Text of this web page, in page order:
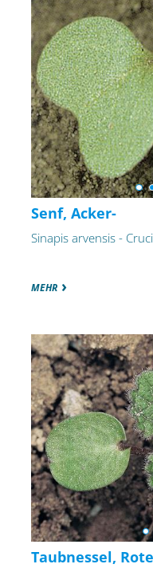
Senf, Acker-
Sinapis arvensis -
MEHR
Taubnessel, Rote